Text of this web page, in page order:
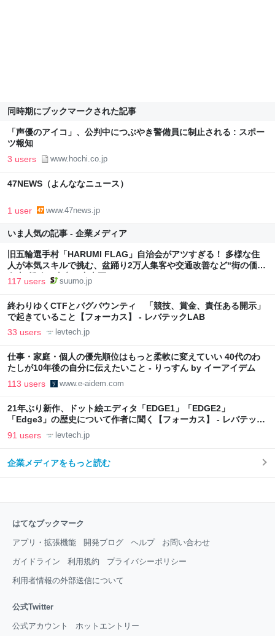
同時期にブックマークされた記事
「声優のアイコ」、公判中につぶやき警備員に制止される : スポー
ツ報知
3 users www.hochi.co.jp
47NEWS（よんななニュース）
1 user www.47news.jp
いま人気の記事 - 企業メディア
旧五輪選手村「HARUMI FLAG」自治会がアツすぎる！ 多様な住
人が本気スキルで挑む、盆踊り2万人集客や交通改善など“街の価値
向上”戦略 東京・中央区
117 users suumo.jp
終わりゆくCTFとバグバウンティ 「競技、賞金、責任ある開示」
で起きていること【フォーカス】 - レバテックLAB
33 users levtech.jp
仕事・家庭・個人の優先順位はもっと柔軟に変えていい 40代のわ
たしが10年後の自分に伝えたいこと - りっすん by イーアイデム
113 users www.e-aidem.com
21年ぶり新作、ドット絵エディタ「EDGE1」「EDGE2」
「Edge3」の歴史について作者に聞く【フォーカス】 - レバテック
LAB
91 users levtech.jp
企業メディアをもっと読む
はてなブックマーク
アプリ・拡張機能 開発ブログ ヘルプ お問い合わせ
ガイドライン 利用規約 プライバシーポリシー
利用者情報の外部送信について
公式Twitter
公式アカウント ホットエントリー